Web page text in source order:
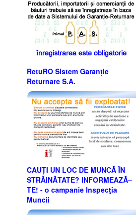
RetuRO Sistem Garanție
Returnare S.A.
CAUȚI UN LOC DE MUNCĂ ÎN
STRĂINĂTATE? INFORMEAZĂ–
TE! - o campanie Inspecţia
Muncii